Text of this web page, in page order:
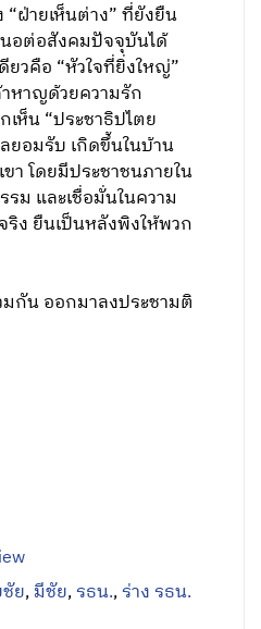
ฝ่ายเห็นต่าง” ที่ยังยืน
อต่อสังคมปัจจุบันได้
ยวคือ “หัวใจที่ยิ่งใหญ่”
หาญด้วยความรัก
เห็น “ประชาธิปไตย
ยอมรับ เกิดขึ้นในบ้าน
า โดยมีประชาชนภายใน
ม และเชื่อมั่นในความ
ริง ยืนเป็นหลังพิงให้พวก
มกัน ออกมาลงประชามติ
ย,มีชัย,รธน.,ร่าง รธน.